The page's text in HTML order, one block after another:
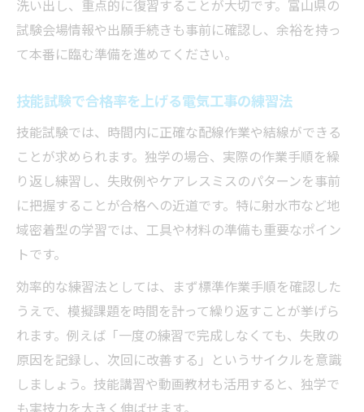
洗い出し、重点的に復習することが大切です。富山県の
試験会場情報や出願手続きも事前に確認し、余裕を持っ
て本番に臨む準備を進めてください。
技能試験で合格率を上げる電気工事の練習法
技能試験では、時間内に正確な配線作業や結線ができる
ことが求められます。独学の場合、実際の作業手順を繰
り返し練習し、失敗例やケアレスミスのパターンを事前
に把握することが合格への近道です。特に射水市など地
域密着型の学習では、工具や材料の準備も重要なポイン
トです。
効率的な練習法としては、まず標準作業手順を確認した
うえで、模擬課題を時間を計って繰り返すことが挙げら
れます。例えば「一度の練習で完成しなくても、失敗の
原因を記録し、次回に改善する」というサイクルを意識
しましょう。技能講習や動画教材も活用すると、独学で
も実技力を大きく伸ばせます。